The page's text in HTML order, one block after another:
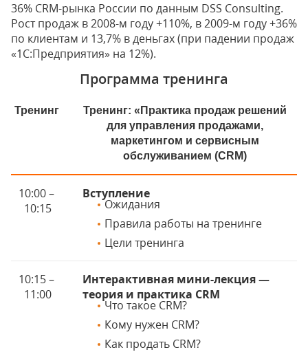
36% CRM-рынка России по данным DSS Consulting.
Рост продаж в 2008-м году +110%, в 2009-м году +36%
по клиентам и 13,7% в деньгах (при падении продаж
«1С:Предприятия» на 12%).
Программа тренинга
Тренинг
Тренинг: «Практика продаж решений
для управления продажами,
маркетингом и сервисным
обслуживанием (CRM)
10:00 –
10:15
Вступление
Ожидания
Правила работы на тренинге
Цели тренинга
10:15 –
11:00
Интерактивная мини-лекция —
теория и практика CRM
Что такое CRM?
Кому нужен CRM?
Как продать CRM?